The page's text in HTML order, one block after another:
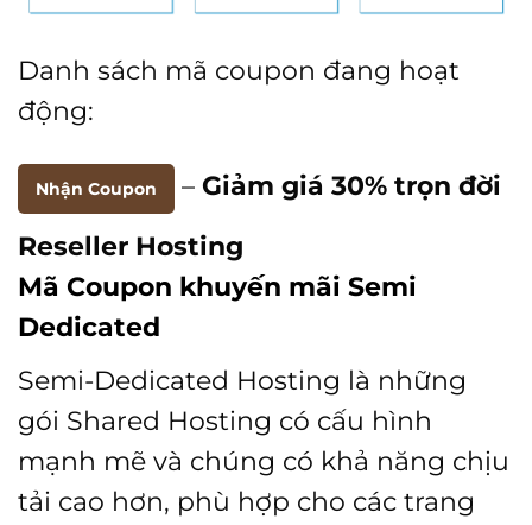
Danh sách mã coupon đang hoạt
động:
Nhận Coupon – Giảm giá 30% trọn đời
Reseller Hosting
Mã Coupon khuyến mãi Semi
Dedicated
Semi-Dedicated Hosting là những
gói Shared Hosting có cấu hình
mạnh mẽ và chúng có khả năng chịu
tải cao hơn, phù hợp cho các trang